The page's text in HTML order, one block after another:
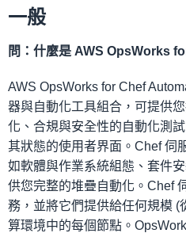
一般
問：什麼是 AWS OpsWorks
AWS OpsWorks for Chef
器與自動化工具組合，可提供
化、合規與安全性的自動化測
其狀態的使用者界面。Chef 伺
如軟體與作業系統組態、套件
供您完整的堆疊自動化。Chef
務，並將它們提供給任何規模 (
算環境中的每個節點。